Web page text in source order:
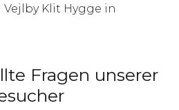
Klit Hygge in
Fragen unserer